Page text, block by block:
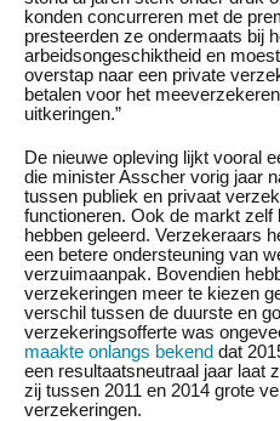
konden concurreren met de
presteerden ze ondermaats bij
arbeidsongeschiktheid en
overstap naar een private
betalen voor het
uitkeringen.”
De nieuwe opleving lijkt vooral
die minister Asscher vorig jaar
tussen publiek en privaat
functioneren. Ook de markt zelf
hebben geleerd. Verzekeraars
een betere ondersteuning van
verzuimaanpak. Bovendien
verzekeringen meer te kiezen
verschil tussen de duurste en
verzekeringsofferte was
maakte onlangs bekend dat
een resultaatsneutraal jaar laat
zij tussen 2011 en 2014 grote
verzekeringen.